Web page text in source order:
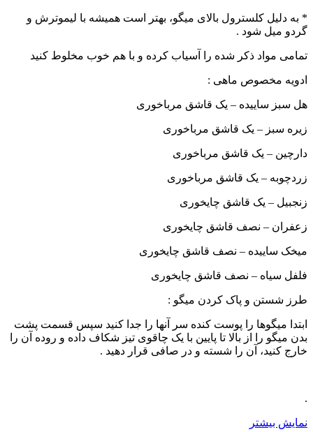
* به دلیل کلسترول بالای میگو، بهتر است همیشه با لیموترش و
گردو میل شود .
تمامی مواد ذکر شده را آسیاب کرده و با هم خوب مخلوط کنید
ادویه مخصوص ماهی :
هل سبز ساییده – یک قاشق مرباخوری
زیره سبز – یک قاشق مرباخوری
دارچین – یک قاشق مرباخوری
زردچوبه – یک قاشق مرباخوری
زنجبیل – یک قاشق چایخوری
زعفران – نصف قاشق چایخوری
میخک ساییده – نصف قاشق چایخوری
فلفل سیاه – نصف قاشق چایخوری
طرز شستن و پاک کردن میگو :
ابتدا میگوها را پوست کنده سر آنها را جدا کنید سپس قسمت پشت
بدن میگو را از بالا تا پایین با یک چاقوی تیز شکاف داده و روده آن را
خارج کنید، آن را شسته و در صافی قرار دهید .
.
نمایش بیشتر